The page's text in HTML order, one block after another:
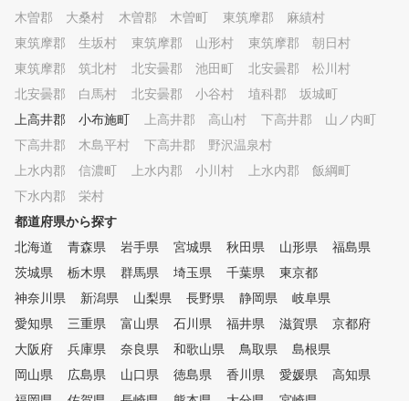
木曽郡 大桑村
木曽郡 木曽町
東筑摩郡 麻績村
東筑摩郡 生坂村
東筑摩郡 山形村
東筑摩郡 朝日村
東筑摩郡 筑北村
北安曇郡 池田町
北安曇郡 松川村
北安曇郡 白馬村
北安曇郡 小谷村
埴科郡 坂城町
上高井郡 小布施町
上高井郡 高山村
下高井郡 山ノ内町
下高井郡 木島平村
下高井郡 野沢温泉村
上水内郡 信濃町
上水内郡 小川村
上水内郡 飯綱町
下水内郡 栄村
都道府県から探す
北海道
青森県 岩手県 宮城県 秋田県 山形県
福島県
茨城県
栃木県 群馬県 埼玉県 千葉県
東京都
神奈川県
新潟県 山梨県 長野県 静岡県
岐阜県
愛知県
三重県 富山県 石川県 福井県 滋賀県
京都府
大阪府
兵庫県 奈良県 和歌山県 鳥取県
島根県
岡山県
広島県 山口県 徳島県 香川県 愛媛県
高知県